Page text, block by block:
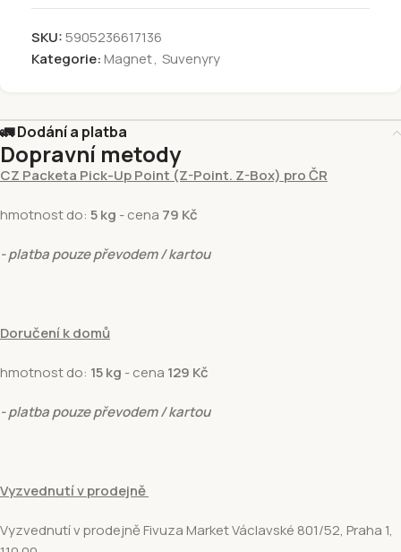
SKU:5905236617136
Kategorie:Magnet, Suvenyry
🚛 Dodání a platba
Dopravní metody
CZ Packeta Pick-Up Point (Z-Point. Z-Box) pro ČR
hmotnost do: 5 kg - cena 79 Kč
- platba pouze převodem / kartou
Doručení k domů
hmotnost do: 15 kg - cena 129 Kč
- platba pouze převodem / kartou
Vyzvednutí v prodejně
Vyzvednutí v prodejně Fivuza Market Václavské 801/52, Praha 1,